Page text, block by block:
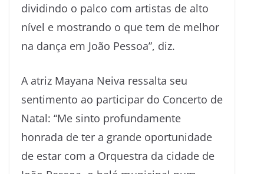
dividindo o palco com artistas de alto
nível e mostrando o que tem de melhor
na dança em João Pessoa”, diz.
A atriz Mayana Neiva ressalta seu
sentimento ao participar do Concerto de
Natal: “Me sinto profundamente
honrada de ter a grande oportunidade
de estar com a Orquestra da cidade de